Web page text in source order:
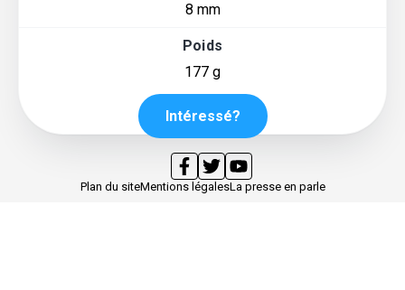
8 mm
Poids
177 g
Intéressé?
Plan du siteMentions légalesLa presse en parle